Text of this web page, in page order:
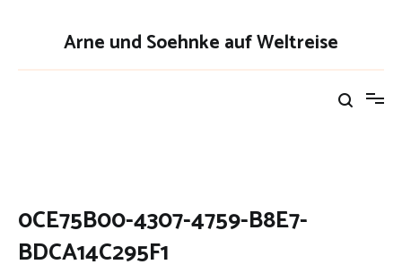
Arne und Soehnke auf Weltreise
0CE75B00-4307-4759-B8E7-
BDCA14C295F1